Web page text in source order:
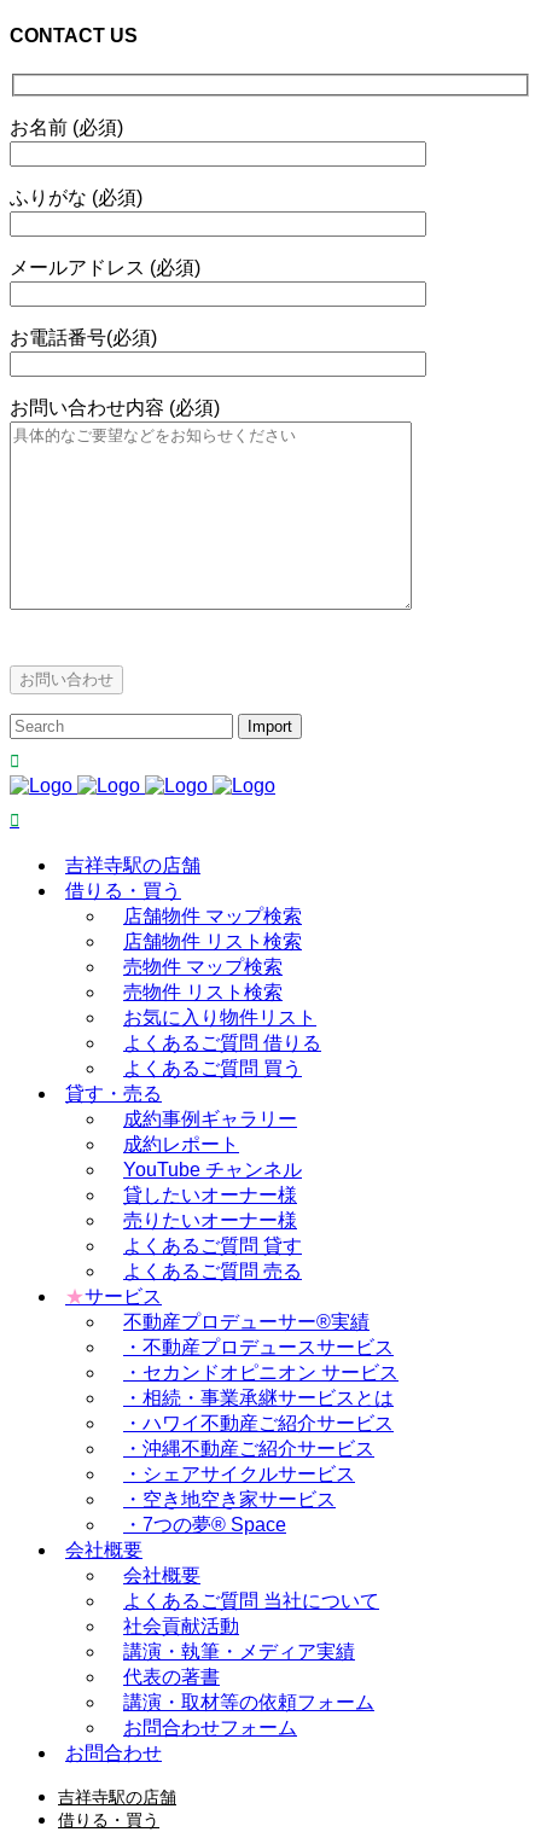
CONTACT US
お名前 (必須)
ふりがな (必須)
メールアドレス (必須)
お電話番号(必須)
お問い合わせ内容 (必須)
吉祥寺駅の店舗
借りる・買う
店舗物件 マップ検索
店舗物件 リスト検索
売物件 マップ検索
売物件 リスト検索
お気に入り物件リスト
よくあるご質問 借りる
よくあるご質問 買う
貸す・売る
成約事例ギャラリー
成約レポート
YouTube チャンネル
貸したいオーナー様
売りたいオーナー様
よくあるご質問 貸す
よくあるご質問 売る
★サービス
不動産プロデューサー®実績
・不動産プロデュースサービス
・セカンドオピニオン サービス
・相続・事業承継サービスとは
・ハワイ不動産ご紹介サービス
・沖縄不動産ご紹介サービス
・シェアサイクルサービス
・空き地空き家サービス
・7つの夢® Space
会社概要
会社概要
よくあるご質問 当社について
社会貢献活動
講演・執筆・メディア実績
代表の著書
講演・取材等の依頼フォーム
お問合わせフォーム
お問合わせ
吉祥寺駅の店舗
借りる・買う